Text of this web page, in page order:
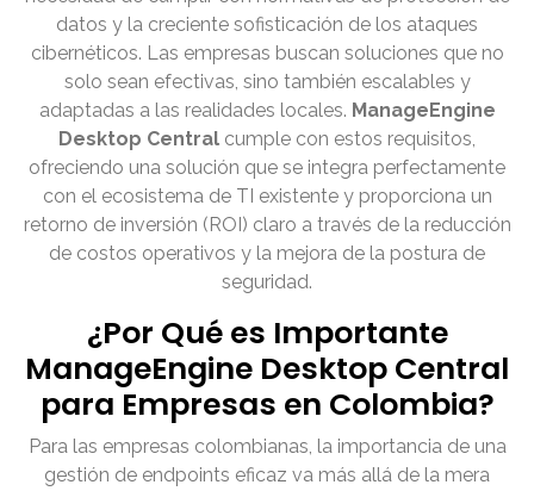
datos y la creciente sofisticación de los ataques
cibernéticos. Las empresas buscan soluciones que no
solo sean efectivas, sino también escalables y
adaptadas a las realidades locales. ManageEngine
Desktop Central cumple con estos requisitos,
ofreciendo una solución que se integra perfectamente
con el ecosistema de TI existente y proporciona un
retorno de inversión (ROI) claro a través de la reducción
de costos operativos y la mejora de la postura de
seguridad.
¿Por Qué es Importante
ManageEngine Desktop Central
para Empresas en Colombia?
Para las empresas colombianas, la importancia de una
gestión de endpoints eficaz va más allá de la mera